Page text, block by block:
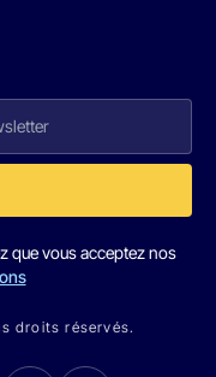
que vous acceptez nos
droits réservés.